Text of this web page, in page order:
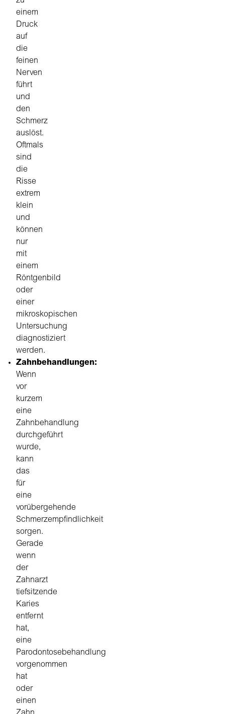
einem
Druck
auf
die
feinen
Nerven
führt
und
den
Schmerz
auslöst.
Oftmals
sind
die
Risse
extrem
klein
und
können
nur
mit
einem
Röntgenbild
oder
einer
mikroskopischen
Untersuchung
diagnostiziert
werden.
Zahnbehandlungen:
Wenn
vor
kurzem
eine
Zahnbehandlung
durchgeführt
wurde,
kann
das
für
eine
vorübergehende
Schmerzempfindlichkeit
sorgen.
Gerade
wenn
der
Zahnarzt
tiefsitzende
Karies
entfernt
hat,
eine
Parodontosebehandlung
vorgenommen
hat
oder
einen